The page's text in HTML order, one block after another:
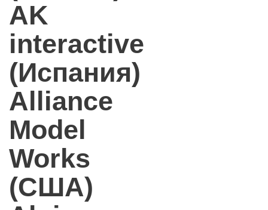
AK
interactive
(Испания)
Alliance
Model
Works
(США)